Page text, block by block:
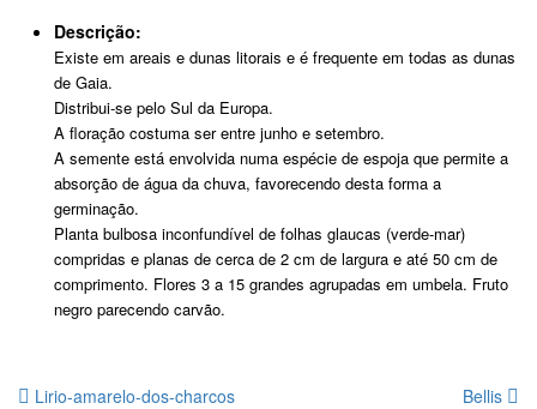
Descrição:
Existe em areais e dunas litorais e é frequente em todas as dunas
de Gaia.
Distribui-se pelo Sul da Europa.
A floração costuma ser entre junho e setembro.
A semente está envolvida numa espécie de espoja que permite a
absorção de água da chuva, favorecendo desta forma a
germinação.
Planta bulbosa inconfundível de folhas glaucas (verde-mar)
compridas e planas de cerca de 2 cm de largura e até 50 cm de
comprimento. Flores 3 a 15 grandes agrupadas em umbela. Fruto
negro parecendo carvão.
Lirio-amarelo-dos-charcos Bellis